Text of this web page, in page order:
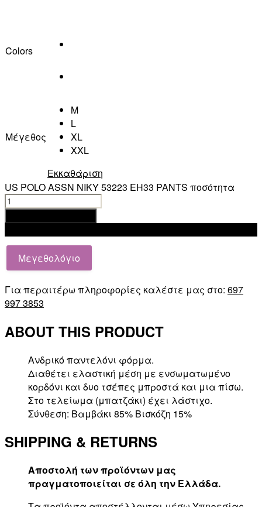
Colors
Μέγεθος
M
L
XL
XXL
Εκκαθάριση
US POLO ASSN NIKY 53223 EH33 PANTS ποσότητα
Μεγεθολόγιο
Για περαιτέρω πληροφορίες καλέστε μας στο: 697
997 3853
ABOUT THIS PRODUCT
Ανδρικό παντελόνι φόρμα.
Διαθέτει ελαστική μέση με ενσωματωμένο
κορδόνι και δυο τσέπες μπροστά και μια πίσω.
Στο τελείωμα (μπατζάκι) έχει λάστιχο.
Σύνθεση: Βαμβάκι 85% Βισκόζη 15%
SHIPPING & RETURNS
Αποστολή των προϊόντων μας
πραγματοποιείται σε όλη την Ελλάδα.